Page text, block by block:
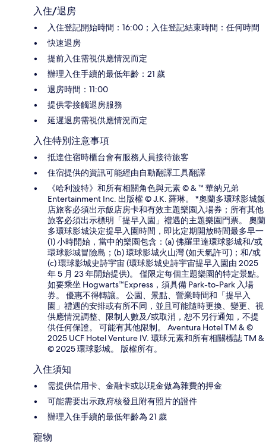
入住/退房
入住登記開始時間：16:00；入住登記結束時間：任何時間
快速退房
提前入住需視供應情況而定
辦理入住手續的最低年齡：21 歲
退房時間：11:00
提供零接觸退房服務
延遲退房需視供應情況而定
入住特別注意事項
抵達住宿時櫃台會有服務人員接待旅客
住宿提供的資訊可能經由自動翻譯工具翻譯
《哈利波特》和所有相關角色與元素 © & ™ 華納兄弟
Entertainment Inc. 出版權 © J.K. 羅琳。 *奧蘭多環球影城飯
店旅客必須出示飯店房卡和有效主題樂園入場券；所有其他
旅客必須出示標明「提早入園」禮遇的主題樂園門票。 奧蘭
多環球影城決定提早入園時間，即比定期開放時間最多早一
(1) 小時開始，當中的樂園包含：(a) 佛羅里達環球影城和/或
環球影城冒險島；(b) 環球影城火山灣 (如天氣許可)；和/或
(c) 環球影城史詩宇宙 (環球影城史詩宇宙提早入園由 2025
年 5 月 23 年開始提供)。 僅限定每個主題樂園的特定景點。
如要乘坐 Hogwarts™Express，須具備 Park-to-Park 入場
券。 優惠不得轉讓。 公園、景點、營業時間和「提早入
園」禮遇的安排或有所不同，並且可能隨時更換、變更、視
供應情況調整、限制人數及/或取消，恕不另行通知，不提
供任何保證。 可能有其他限制。 Aventura Hotel TM & ©
2025 UCF Hotel Venture IV. 環球元素和所有相關標誌 TM &
© 2025 環球影城。 版權所有。
入住須知
需提供信用卡、金融卡或以現金做為雜費的押金
可能需要出示政府核發且附有照片的證件
辦理入住手續的最低年齡為 21 歲
寵物